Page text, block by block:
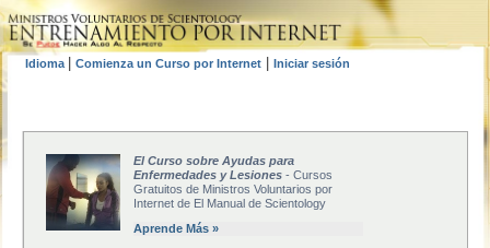
Idioma Comienza un Curso por Internet Iniciar sesión
El Curso sobre Ayudas para
Enfermedades y Lesiones - Cursos
Gratuitos de Ministros Voluntarios por
Internet de El Manual de Scientology
Aprende Más »